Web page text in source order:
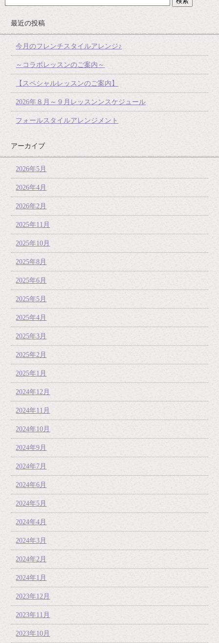
最近の投稿
今月のフレンチスタイルアレンジ♪
～コラボレッスンのご案内～
【スペシャルレッスンのご案内】
2026年８月～９月レッスンンスケジュール
フォールスタイルアレンジメント
アーカイブ
2026年5月
2026年4月
2026年2月
2025年11月
2025年10月
2025年8月
2025年6月
2025年5月
2025年4月
2025年3月
2025年2月
2025年1月
2024年12月
2024年11月
2024年10月
2024年9月
2024年7月
2024年6月
2024年5月
2024年4月
2024年3月
2024年2月
2024年1月
2023年12月
2023年11月
2023年10月